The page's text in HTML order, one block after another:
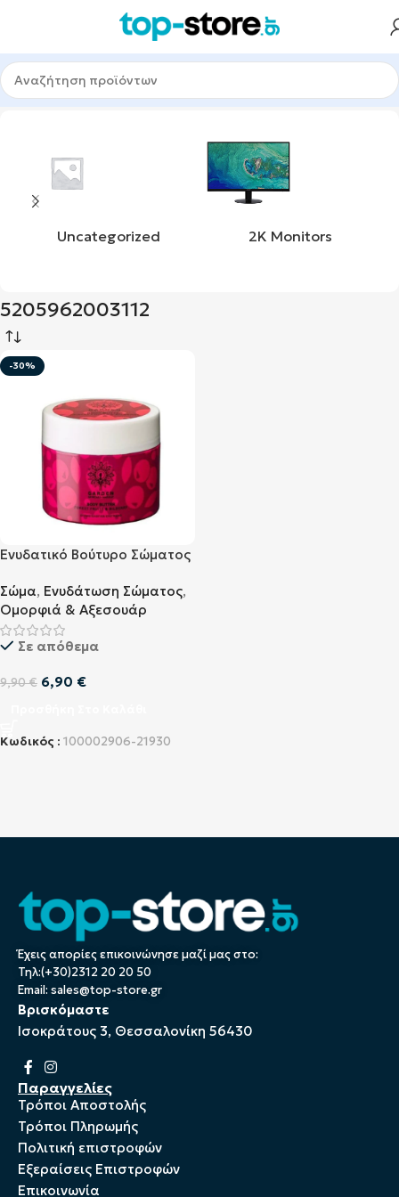
Αρχική σελίδα Προϊόν upc 5205962003112
Uncategorized 2K Monitors
5205962003112
-30%
Ενυδατικό Βούτυρο Σώματος
Bilberry 200ml
Σώμα, Ενυδάτωση Σώματος,
Ομορφιά & Αξεσουάρ
Σε απόθεμα
9,90€ 6,90 €
Κωδικός : 100002906-21930
Έχεις απορίες επικοινώνησε μαζί μας στο:
Τηλ:(+30)2312 20 20 50
Email: sales@top-store.gr
Βρισκόμαστε
Ισοκράτους 3, Θεσσαλονίκη 56430
Παραγγελίες
Τρόποι Αποστολής
Τρόποι Πληρωμής
Πολιτική επιστροφών
Εξεραίσεις Επιστροφών
Επικοινωνία